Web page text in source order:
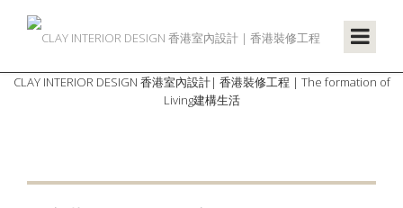
CLAY INTERIOR DESIGN 香港室內設計| 香港裝修工程 | The formation of
Living建構生活